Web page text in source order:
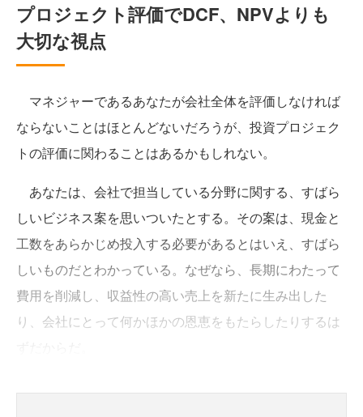
プロジェクト評価でDCF、NPVよりも
大切な視点
マネジャーであるあなたが会社全体を評価しなければ
ならないことはほとんどないだろうが、投資プロジェク
トの評価に関わることはあるかもしれない。
あなたは、会社で担当している分野に関する、すばら
しいビジネス案を思いついたとする。その案は、現金と
工数をあらかじめ投入する必要があるとはいえ、すばら
しいものだとわかっている。なぜなら、長期にわたって
費用を削減し、収益性の高い売上を新たに生み出した
り、会社にとって何かほかの恩恵をもたらしたりするは